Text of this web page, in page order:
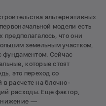
альтернативных
модели есть
предполагалось, что они
земельным участком,
фундаментом. Сейчас
которые стоят
это переход со
в расчете на блочно-
расходы. Еще фактор,
—